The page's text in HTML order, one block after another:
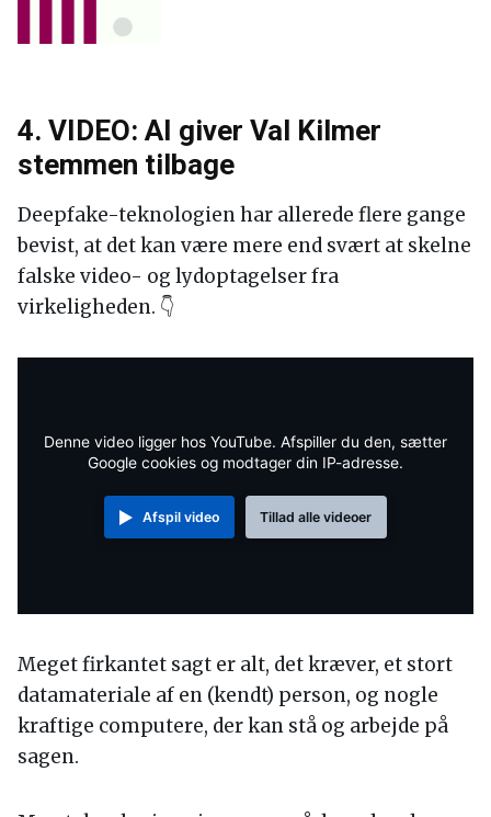
4. VIDEO: AI giver Val Kilmer
stemmen tilbage
Deepfake-teknologien har allerede flere gange
bevist, at det kan være mere end svært at skelne
falske video- og lydoptagelser fra
virkeligheden. 👇
Denne video ligger hos YouTube. Afspiller du den, sætter
Google cookies og modtager din IP-adresse.
Afspil video Tillad alle videoer
Meget firkantet sagt er alt, det kræver, et stort
datamateriale af en (kendt) person, og nogle
kraftige computere, der kan stå og arbejde på
sagen.